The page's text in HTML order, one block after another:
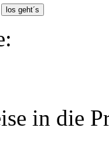
los geht´s
in die